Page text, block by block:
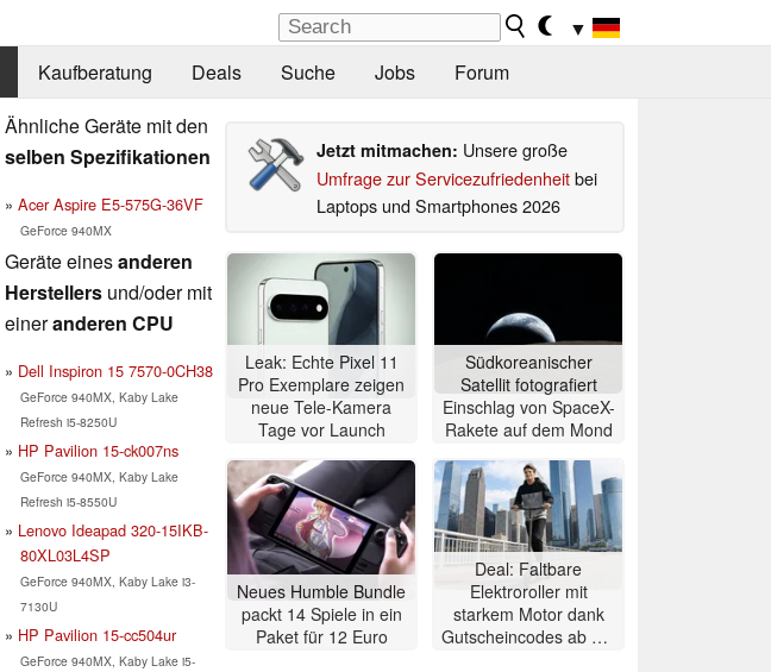
▼
Kaufberatung Deals Suche Jobs Forum
Ähnliche Geräte mit den
selben Spezifikationen
Acer Aspire E5-575G-36VF
GeForce 940MX
Geräte einesanderen
Herstellers und/oder mit
eineranderen CPU
Dell Inspiron 15 7570-0CH38
GeForce 940MX, Kaby Lake
Refresh i5-8250U
HP Pavilion 15-ck007ns
GeForce 940MX, Kaby Lake
Refresh i5-8550U
Lenovo Ideapad 320-15IKB-
80XL03L4SP
GeForce 940MX, Kaby Lake i3-
7130U
HP Pavilion 15-cc504ur
GeForce 940MX, Kaby Lake i5-
Jetzt mitmachen: Unsere große
Umfrage zur Servicezufriedenheitbei
Laptops und Smartphones 2026
Leak: Echte Pixel 11
Pro Exemplare zeigen
neue Tele-Kamera
Tage vor Launch
Südkoreanischer
Satellit fotografiert
Einschlag von SpaceX-
Rakete auf dem Mond
Neues Humble Bundle
packt 14 Spiele in ein
Paket für 12 Euro
Deal: Faltbare
Elektroroller mit
starkem Motor dank
Gutscheincodes ab nur